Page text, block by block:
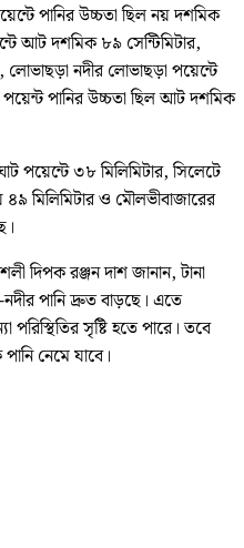
পানির উচ্চতা ছিল নয় দশমিক
আট দশমিক ৮৯ সেন্টিমিটার,
নদীর লোভাছড়া পয়েন্টে
পানির উচ্চতা ছিল আট দশমিক
পয়েন্টে ৩৮ মিলিমিটার, সিলেটে
৪৯ মিলিমিটার ও মৌলভীবাজারের
দিপক রঞ্জন দাশ জানান, টানা
পানি দ্রুত বাড়ছে। এতে
সৃষ্টি হতে পারে। তবে
নেমে যাবে।